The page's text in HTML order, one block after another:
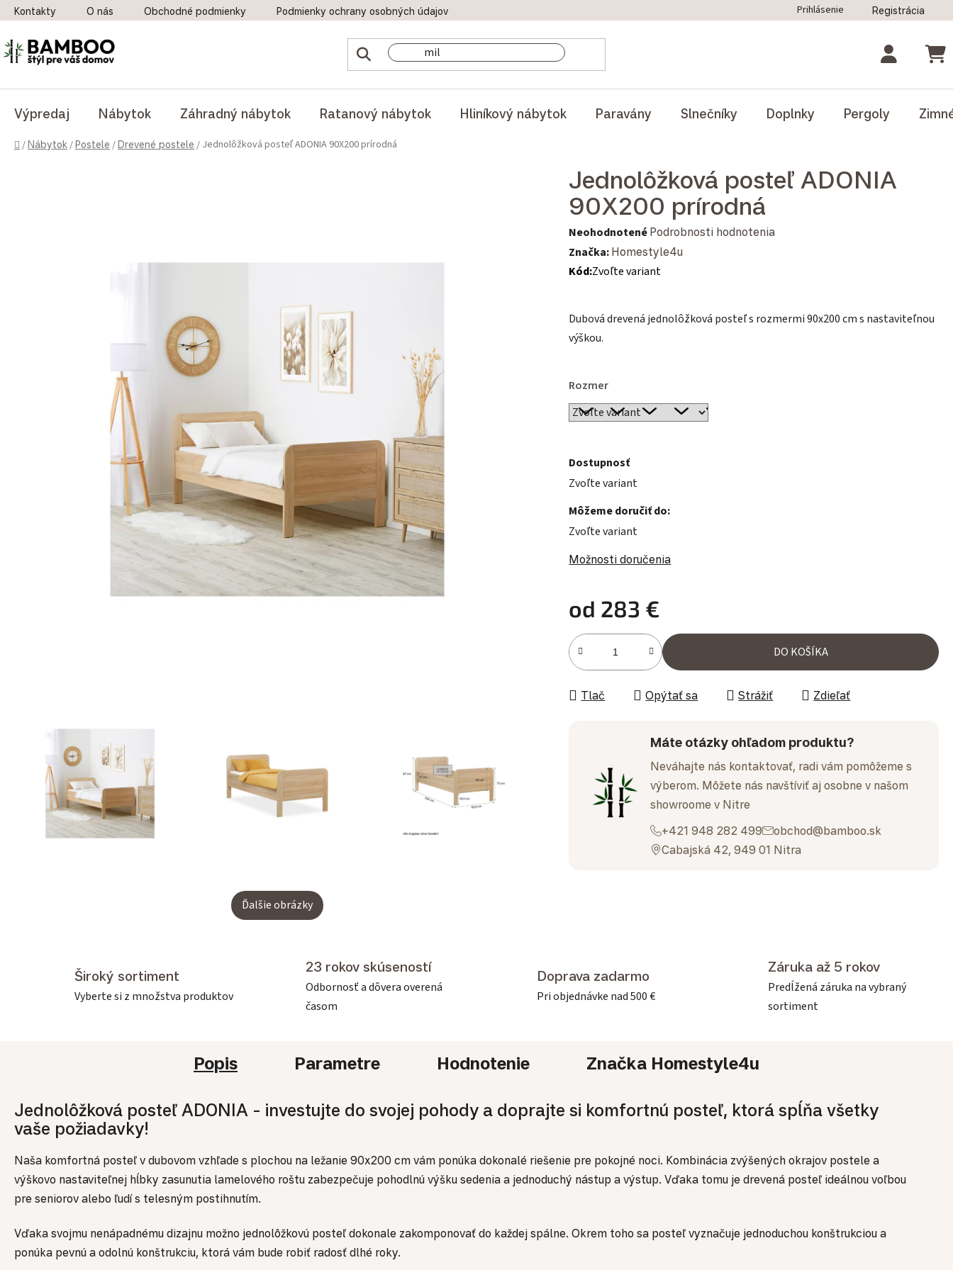
Prejsť na obsah
Kontakty O nás Obchodné podmienky Podmienky ochrany osobných údajov Odstúpenie od zmluvy
Prihlásenie Registrácia
Výpredaj Nábytok Záhradný nábytok Ratanový nábytok Hliníkový nábytok Paravány Slnečníky Doplnky Pergoly
Domov
/Nábytok /Postele /Drevené postele / Jednolôžková posteľ ADONIA 90X200 prírodná
Jednolôžková posteľ ADONIA
90X200 prírodná
Priemerné hodnotenie produktu je 0,0 z 5 hviezdičiek.
Neohodnotené Podrobnosti hodnotenia
Značka: Homestyle4u
Kód:Zvoľte variant
Dubová drevená jednolôžková posteľ s rozmermi 90x200 cm s nastaviteľnou
výškou.
Rozmer
Dostupnosť
Zvoľte variant
Môžeme doručiť do:
Zvoľte variant
Možnosti doručenia
od 283 €
Jednotková cena:
DO KOŠÍKA
Tlač Opýtať sa Strážiť Zdieľať
Máte otázky ohľadom produktu?
Neváhajte nás kontaktovať, radi vám pomôžeme s
výberom. Môžete nás navštíviť aj osobne v našom
showroome v Nitre
+421 948 282 499
obchod@bamboo.sk
Cabajská 42, 949 01 Nitra
Ďalšie obrázky
Široký sortiment
Vyberte si z množstva produktov
23 rokov skúseností
Odbornosť a dôvera overená
časom
Doprava zadarmo
Pri objednávke nad 500 €
Záruka až 5 rokov
Predĺžená záruka na vybraný
sortiment
Popis Parametre Hodnotenie Značka Homestyle4u
Jednolôžková posteľ ADONIA - investujte do svojej pohody a doprajte si komfortnú posteľ, ktorá spĺňa všetky
vaše požiadavky!
Naša komfortná posteľ v dubovom vzhľade s plochou na ležanie 90x200 cm vám ponúka dokonalé riešenie pre pokojné noci. Kombinácia zvýšených okrajov postele a
výškovo nastaviteľnej hĺbky zasunutia lamelového roštu zabezpečuje pohodlnú výšku sedenia a jednoduchý nástup a výstup. Vďaka tomu je drevená posteľ ideálnou voľbou
pre seniorov alebo ľudí s telesným postihnutím.
Vďaka svojmu nenápadnému dizajnu možno jednolôžkovú posteľ dokonale zakomponovať do každej spálne. Okrem toho sa posteľ vyznačuje jednoduchou konštrukciou a
ponúka pevnú a odolnú konštrukciu, ktorá vám bude robiť radosť dlhé roky.